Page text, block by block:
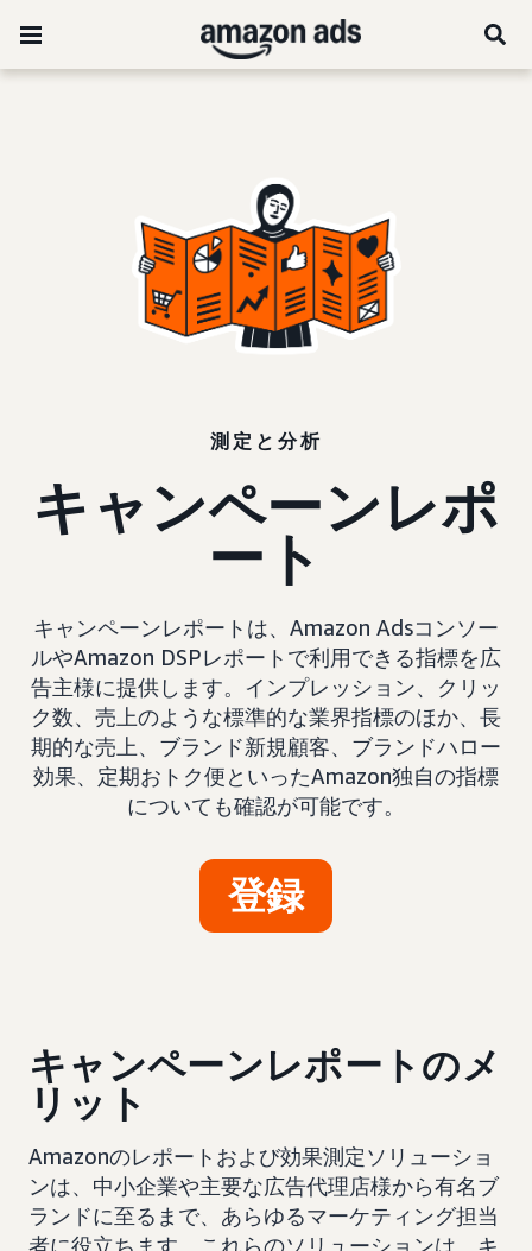
測定と分析
キャンペーンレポ
ート
キャンペーンレポートは、Amazon Adsコンソー
ルやAmazon DSPレポートで利用できる指標を広
告主様に提供します。インプレッション、クリッ
ク数、売上のような標準的な業界指標のほか、長
期的な売上、ブランド新規顧客、ブランドハロー
効果、定期おトク便といったAmazon独自の指標
についても確認が可能です。
登録
キャンペーンレポートのメ
リット
Amazonのレポートおよび効果測定ソリューショ
ンは、中小企業や主要な広告代理店様から有名ブ
ランドに至るまで、あらゆるマーケティング担当
者に役立ちます。これらのソリューションは、キ